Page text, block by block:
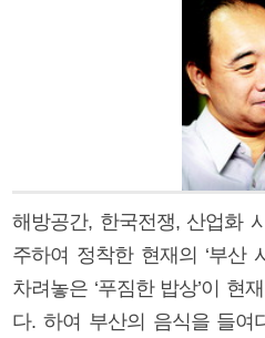
해방공간, 한국전쟁, 산업화
주하여 정착한 현재의 ‘부산
차려놓은 ‘푸짐한 밥상’이 현
다. 하여 부산의 음식을 들여